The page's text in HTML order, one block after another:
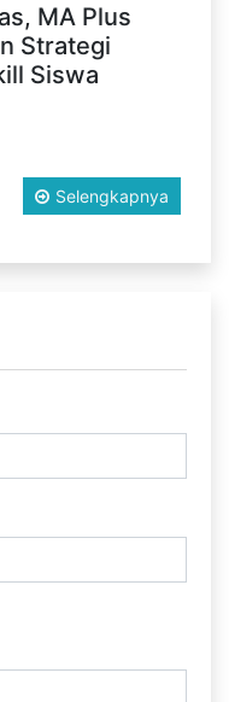
MA Plus
Strategi
Siswa
Selengkapnya